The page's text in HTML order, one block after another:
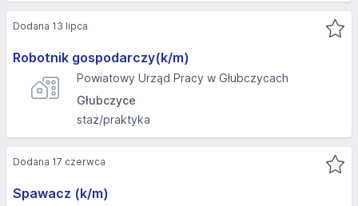
Robotnik gospodarczy(k/m)
Powiatowy Urząd Pracy w Głubczycach
Głubczyce
staż/praktyka
Dodana 13 lipca
Spawacz (k/m)
Dodana 17 czerwca